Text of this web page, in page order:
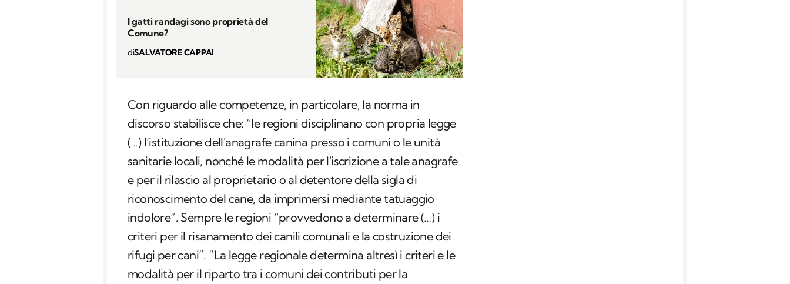
I gatti randagi sono proprietà del
Comune?
diSALVATORE CAPPAI
Con riguardo alle competenze, in particolare, la norma in
discorso stabilisce che: “le regioni disciplinano con propria legge
(…) l’istituzione dell'anagrafe canina presso i comuni o le unità
sanitarie locali, nonché le modalità per l'iscrizione a tale anagrafe
e per il rilascio al proprietario o al detentore della sigla di
riconoscimento del cane, da imprimersi mediante tatuaggio
indolore”. Sempre le regioni “provvedono a determinare (…) i
criteri per il risanamento dei canili comunali e la costruzione dei
rifugi per cani”. “La legge regionale determina altresì i criteri e le
modalità per il riparto tra i comuni dei contributi per la